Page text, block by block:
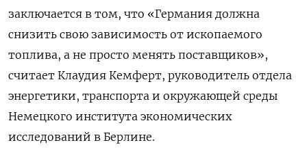
заключается в том, что «Германия должна
снизить свою зависимость от ископаемого
топлива, а не просто менять поставщиков»,
считает Клаудия Кемферт, руководитель отдела
энергетики, транспорта и окружающей среды
Немецкого института экономических
исследований в Берлине.